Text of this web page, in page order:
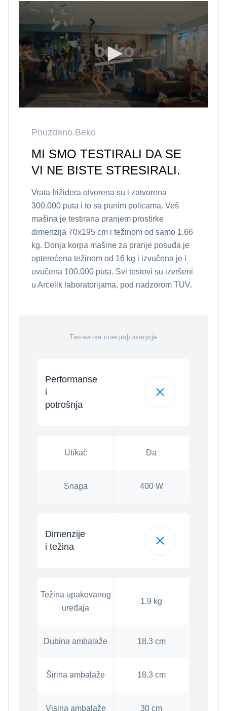
Pouzdano.Beko
MI SMO TESTIRALI DA SE
VI NE BISTE STRESIRALI.
Vrata frižidera otvorena su i zatvorena
300.000 puta i to sa punim policama. Veš
mašina je testirana pranjem prostirke
dimenzija 70x195 cm i težinom od samo 1.66
kg. Donja korpa mašine za pranje posuđa je
opterećena težinom od 16 kg i izvučena je i
uvučena 100.000 puta. Svi testovi su izvršeni
u Arcelik laboratorijama, pod nadzorom TUV.
Техничке спецификације
Performanse
i
potrošnja
Utikač Da
Snaga 400 W
Dimenzije
i težina
Težina upakovanog
uređaja
1.9 kg
Dubina ambalaže 18.3 cm
Širina ambalaže 18.3 cm
Visina ambalaže 30 cm